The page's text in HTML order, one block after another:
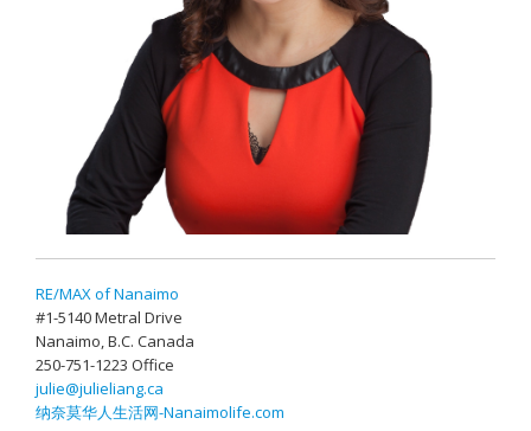
RE/MAX of Nanaimo
#1-5140 Metral Drive
Nanaimo, B.C. Canada
250-751-1223 Office
julie@julieliang.ca
纳奈莫华人生活网-Nanaimolife.com